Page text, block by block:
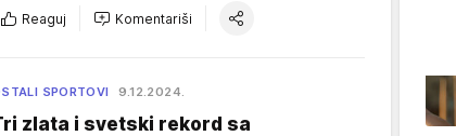
Reaguj Komentariši
SPORTOVI 9.12.2024.
zlata i svetski rekord sa